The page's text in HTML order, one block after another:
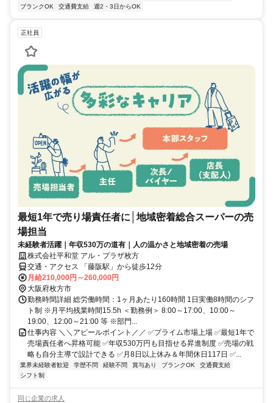
ブランクOK
交通費支給 週2・3日からOK
正社員
最短1年で売り場責任者に│地域密着総合スーパーの売
場担当
未経験者活躍｜年収530万の道有｜人の温かさと地域密着の売場
株式会社平和堂 アル・プラザ枚方
交通・アクセス 「藤阪駅」から徒歩12分
月給210,000円～260,000円
大阪府枚方市
勤務時間詳細 総労働時間：1ヶ月あたり160時間 1日実働8時間のシフ
ト制 ※月平均残業時間15.5h ＜勤務例＞ 8:00～17:00、10:00～
19:00、12:00～21:00 等 ※部門...
仕事内容 ＼＼アピールポイント／／ ✅プライム市場上場 ✅最短1年で
売場責任者へ昇格可能 ✅年収530万円も目指せる昇進制度 ✅売場の戦
略も自分主導で設計できる ✅月8日以上休み＆年間休日117日 ✅...
業界未経験者歓迎 学歴不問 経験不問 賞与あり ブランクOK
交通費支給
シフト制
同じ企業の求人